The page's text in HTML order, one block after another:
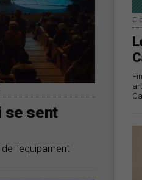
se sent
l’equipament
El